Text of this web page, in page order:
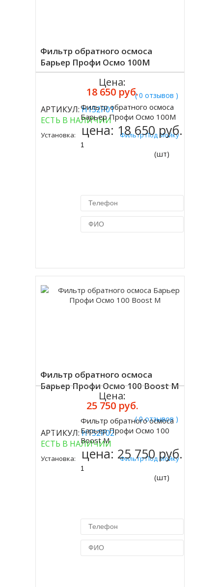
Фильтр обратного осмоса
Барьер Профи Осмо 100М
( 0 отзывов )
АРТИКУЛ:Н152Р01
ЕСТЬ В НАЛИЧИИ
Установка: Фильтр Под Мойку
Цена:
18 650 руб.
Купить
Фильтр обратного осмоса
Барьер Профи Осмо 100М
цена: 18 650 руб.
(шт)
Фильтр обратного осмоса
Барьер Профи Осмо 100 Boost М
( 0 отзывов )
АРТИКУЛ:Н152Р02
ЕСТЬ В НАЛИЧИИ
Установка: Фильтр Под Мойку
Цена:
25 750 руб.
Фильтр обратного осмоса
Барьер Профи Осмо 100
Boost М
цена: 25 750 руб.
(шт)